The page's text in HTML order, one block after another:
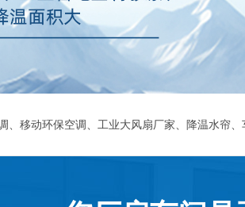
、移动环保空调、工业大风扇厂家、降温水帘